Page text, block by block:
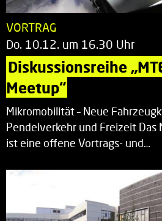
VORTRAG
Do. 10.12. um 16.30 Uhr
Diskussionsreihe
Meetup“
Mikromobilität – Neue
Pendelverkehr und Freizeit Das
ist eine offene Vortrags- und…